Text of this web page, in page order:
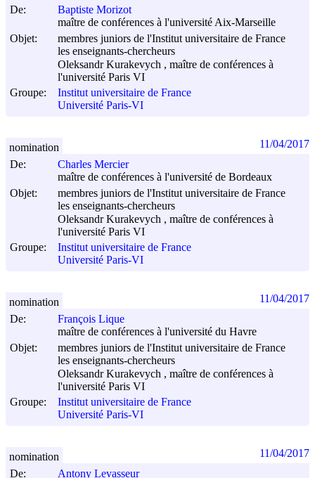
De:
Baptiste Morizot
maître de conférences à l'université Aix-Marseille
Objet:
membres juniors de l'Institut universitaire de France
les enseignants-chercheurs
Oleksandr Kurakevych , maître de conférences à
l'université Paris VI
Groupe:
Institut universitaire de France
Université Paris-VI
De:
Charles Mercier
maître de conférences à l'université de Bordeaux
Objet:
membres juniors de l'Institut universitaire de France
les enseignants-chercheurs
Oleksandr Kurakevych , maître de conférences à
l'université Paris VI
Groupe:
Institut universitaire de France
Université Paris-VI
nomination 11/04/2017
De:
François Lique
maître de conférences à l'université du Havre
Objet:
membres juniors de l'Institut universitaire de France
les enseignants-chercheurs
Oleksandr Kurakevych , maître de conférences à
l'université Paris VI
Groupe:
Institut universitaire de France
Université Paris-VI
nomination 11/04/2017
De: Antony Levasseur
nomination 11/04/2017